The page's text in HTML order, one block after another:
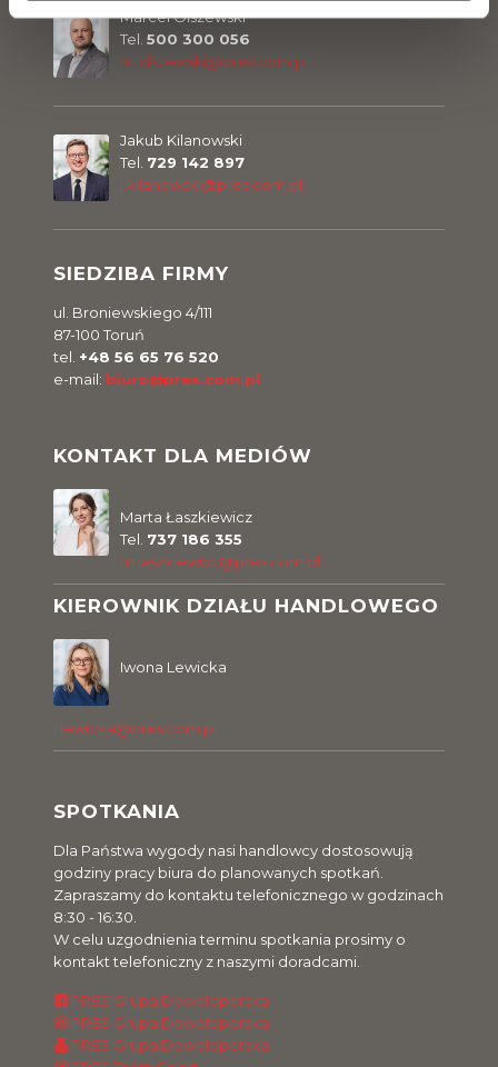
SIEDZIBA FIRMY
ul. Broniewskiego 4/111
87-100 Toruń
tel. +48 56 65 76 520
e-mail: biuro@pres.com.pl
KONTAKT DLA MEDIÓW
Marta Łaszkiewicz
Tel. 737 186 355
m.laszkiewicz@pres.com.pl
KIEROWNIK DZIAŁU HANDLOWEGO
Iwona Lewicka
i.lewicka@pres.com.pl
SPOTKANIA
Dla Państwa wygody nasi handlowcy dostosowują
godziny pracy biura do planowanych spotkań.
Zapraszamy do kontaktu telefonicznego w godzinach
8:30 - 16:30.
W celu uzgodnienia terminu spotkania prosimy o
kontakt telefoniczny z naszymi doradcami.
PRES Grupa Deweloperska
PRES Grupa Deweloperska
PRES Grupa Deweloperska
Marcel Olszewski
Tel. 500 300 056
m.olszewski@pres.com.pl
Jakub Kilanowski
Tel. 729 142 897
j.kilanowski@pres.com.pl